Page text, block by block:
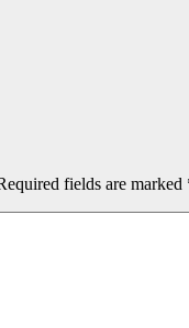
fields are marked